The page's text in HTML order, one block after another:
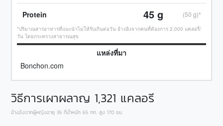
วิธีการเผาผลาญ 1,321 แคลอรี
อ้างอิงจากผู้หญิงอายุ 35 ที่น้ำหนัก 65 กก. สูง 170 ซม.
Protein 45g (50 g)*
*ปริมาณสารอาหารที่แนะนำไม่ให้รับเกินต่อวัน อ้างอิงจากคนที่ต้องการ 2,000 แคลอรี่/
วัน โดยกระทรวงสาธารณสุข
แหล่งที่มา
Bonchon.com